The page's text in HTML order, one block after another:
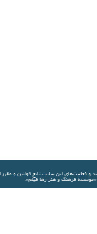
و فعاليت‌های اين سايت تابع قوانين و
فرهنگ و هنر رها فیلم».